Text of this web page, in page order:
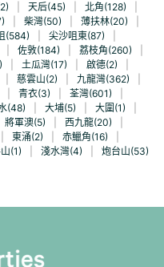
天后(45) 北角(128)
柴灣(50) 薄扶林(20)
(584) 尖沙咀東(87)
佐敦(184) 荔枝角(260)
土瓜灣(17) 啟德(2)
慈雲山(2) 九龍灣(362)
青衣(3) 荃灣(601)
(48) 大埔(5) 大圍(1)
將軍澳(5) 西九龍(20)
東涌(2) 赤鱲角(16)
(1) 淺水灣(4) 炮台山(53)